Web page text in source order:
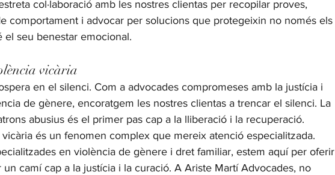
col·laboració amb les nostres clientas per recopilar proves,
comportament i advocar per solucions que protegeixin no només els
el seu benestar emocional.
vicària
en el silenci. Com a advocades compromeses amb la justícia i
de gènere, encoratgem les nostres clientas a trencar el silenci. La
abusius és el primer pas cap a la lliberació i la recuperació.
és un fenomen complex que mereix atenció especialitzada.
en violència de gènere i dret familiar, estem aquí per oferir
camí cap a la justícia i la curació. A Ariste Martí Advocades, no